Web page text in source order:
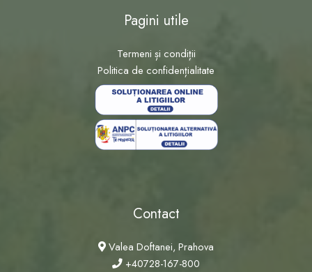
Pagini utile
Termeni și condiții
Politica de confidențialitate
Contact
Valea Doftanei, Prahova
+40728-167-800